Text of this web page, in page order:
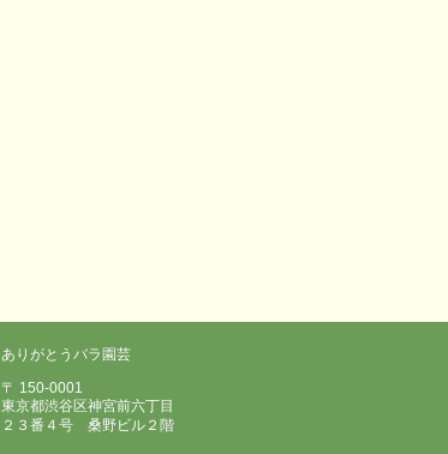
ありがとうバラ園芸
〒 150-0001
東京都渋谷区神宮前六丁目
２３番４号 桑野ビル２階